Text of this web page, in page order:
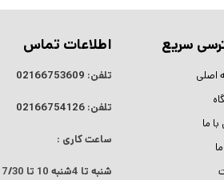
سریع
اصلی
ما
اطلاعات تماس
تلفن: 02166753609
تلفن:02166754126
ساعت کاری :
شنبه تا 4شنبه 10 تا 17/30